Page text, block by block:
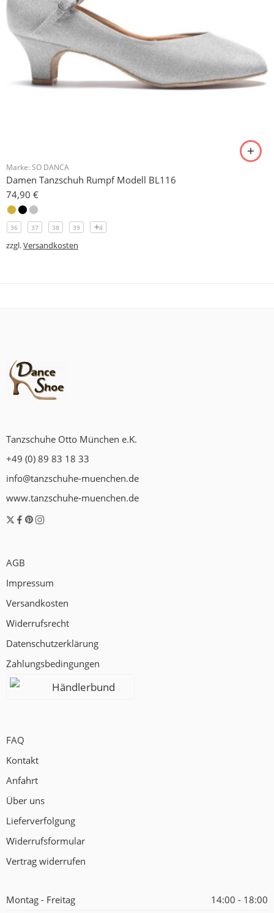
Marke: SO DANCA
Damen Tanzschuh Rumpf Modell BL116
74,90 €
36 37 38 39 4
zzgl.Versandkosten
Tanzschuhe Otto München e.K.
+49 (0) 89 83 18 33
info@tanzschuhe-muenchen.de
www.tanzschuhe-muenchen.de
AGB
Impressum
Versandkosten
Widerrufsrecht
Datenschutzerklärung
Zahlungsbedingungen
Händlerbund
FAQ
Kontakt
Anfahrt
Über uns
Lieferverfolgung
Widerrufsformular
Vertrag widerrufen
Montag - Freitag 14:00 - 18:00